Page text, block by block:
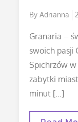
ByAdrianna
Granaria –
swoich pasji
Spichrzów w
zabytki
minut […]